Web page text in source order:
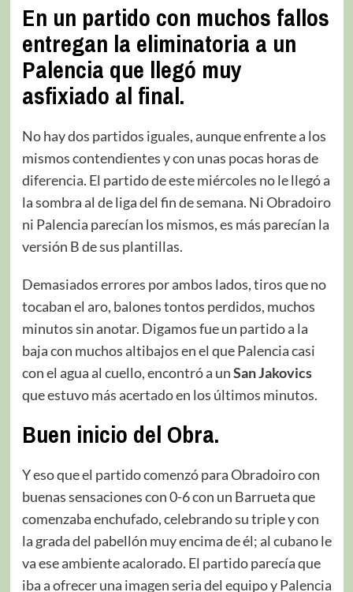
En un partido con muchos fallos
entregan la eliminatoria a un
Palencia que llegó muy
asfixiado al final.
No hay dos partidos iguales, aunque enfrente a los
mismos contendientes y con unas pocas horas de
diferencia. El partido de este miércoles no le llegó a
la sombra al de liga del fin de semana. Ni Obradoiro
ni Palencia parecían los mismos, es más parecían la
versión B de sus plantillas.
Demasiados errores por ambos lados, tiros que no
tocaban el aro, balones tontos perdidos, muchos
minutos sin anotar. Digamos fue un partido a la
baja con muchos altibajos en el que Palencia casi
con el agua al cuello, encontró a unSan Jakovics
que estuvo más acertado en los últimos minutos.
Buen inicio del Obra.
Y eso que el partido comenzó para Obradoiro con
buenas sensaciones con 0-6 con un Barrueta que
comenzaba enchufado, celebrando su triple y con
la grada del pabellón muy encima de él; al cubano le
va ese ambiente acalorado. El partido parecía que
iba a ofrecer una imagen seria del equipo y Palencia